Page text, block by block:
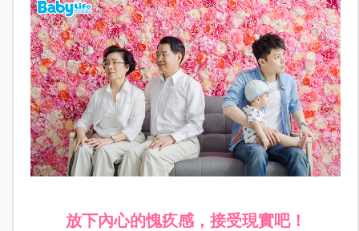
放下內心的愧疚感，接受現實吧！